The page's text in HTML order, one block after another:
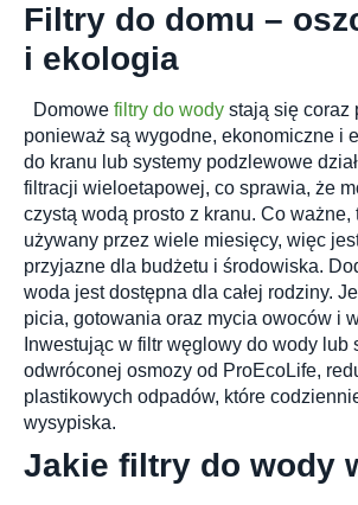
Filtry do domu –
i ekologia
Domowe filtry do wody stają się coraz
ponieważ są wygodne, ekonomiczne i
do kranu lub systemy podzlewowe
filtracji wieloetapowej, co sprawia, że
czystą wodą prosto z kranu. Co ważne,
używany przez wiele miesięcy, więc
przyjazne dla budżetu i środowiska.
woda jest dostępna dla całej rodziny.
picia, gotowania oraz mycia owoców i
Inwestując w filtr węglowy do wody lub
odwróconej osmozy od ProEcoLife,
plastikowych odpadów, które
wysypiska.
Jakie filtry do wody